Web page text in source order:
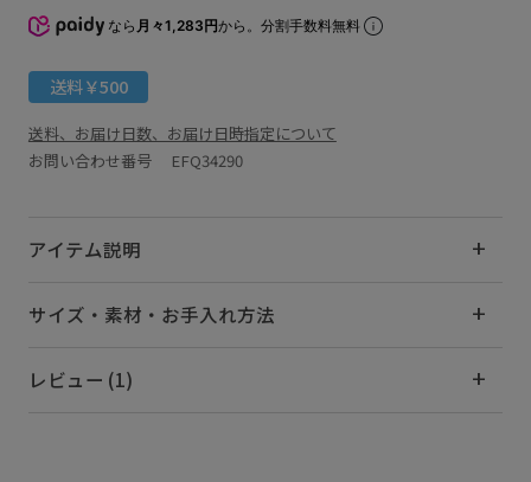
なら 月々1,283円から。分割手数料無料
送料￥500
送料、お届け日数、お届け日時指定について
お問い合わせ番号 EFQ34290
アイテム説明
サイズ・素材・お手入れ方法
レビュー (1)